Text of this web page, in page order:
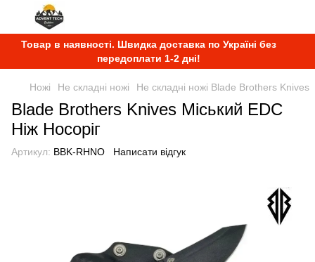
Товар в наявності. Швидка доставка по Україні без
передоплати 1-2 дні!
Ножі Не складні ножі Не складні ножі Blade Brothers Knives
Blade Brothers Knives Міський EDC
Ніж Носоріг
Артикул: BBK-RHNO Написати відгук